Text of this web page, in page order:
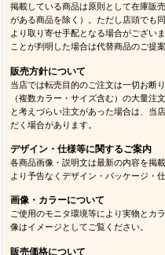
掲載している商品は原則として在庫販
がある商品を除く）。ただし店頭でも
より取り寄せ手配となる場合がござい
ことが判明した場合は代替商品のご提
販売方針について
当店では転売目的のご注文は一切お断
（複数カラー・サイズ含む）の大量注
と考えづらい注文があった場合は、当
だく場合があります。
デザイン・仕様等に関するご案内
各商品画像・説明文は最新の内容を掲
より予告なくデザイン・パッケージ・
画像・カラーについて
ご使用のモニタ環境等により実物とカ
像はイメージとしてご覧ください。
販売価格について